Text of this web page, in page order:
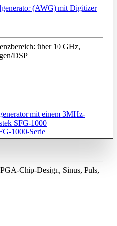
(AWG) mit Digitizer
über 10 GHz,
DSP
1000-Serie
Chip-Design, Sinus, Puls,